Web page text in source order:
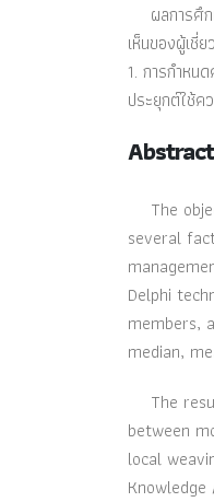
ผลการศึก
เห็นของผู้เชี่
1. การกำหน
ประยุกต์ใช้ค
Abstract
The
several
Delphi
members,
median,
The
between
local